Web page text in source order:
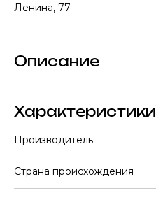
Ленина, 77
Описание
Характеристики
Производитель
Страна происхождения